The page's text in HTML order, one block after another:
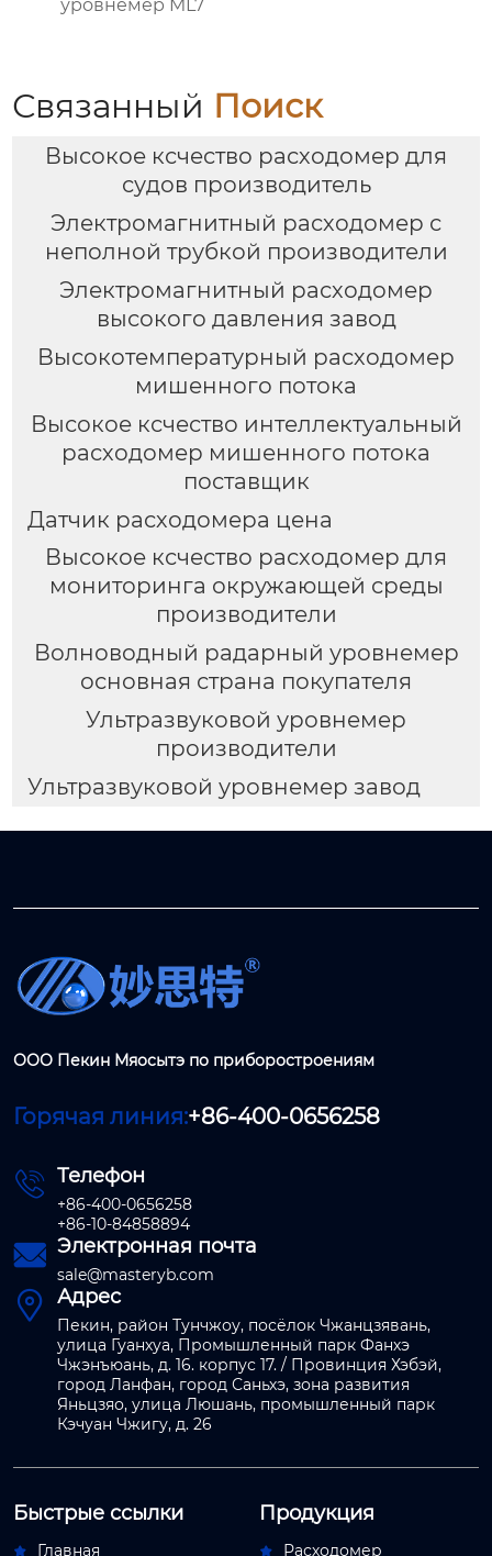
уровнемер ML7
Связанный Поиск
Высокое ксчество расходомер для
судов производитель
Электромагнитный расходомер с
неполной трубкой производители
Электромагнитный расходомер
высокого давления завод
Высокотемпературный расходомер
мишенного потока
Высокое ксчество интеллектуальный
расходомер мишенного потока
поставщик
Датчик расходомера цена
Высокое ксчество расходомер для
мониторинга окружающей среды
производители
Волноводный радарный уровнемер
основная страна покупателя
Ультразвуковой уровнемер
производители
Ультразвуковой уровнемер завод
ООО Пекин Мяосытэ по приборостроениям
Горячая линия:+86-400-0656258
 Телефон
+86-400-0656258
+86-10-84858894
 Электронная почта
sale@masteryb.com
 Адрес
Пекин, район Тунчжоу, посёлок Чжанцзявань,
улица Гуанхуа, Промышленный парк Фанхэ
Чжэнъюань, д. 16. корпус 17. / Провинция Хэбэй,
город Ланфан, город Саньхэ, зона развития
Яньцзяо, улица Люшань, промышленный парк
Кэчуан Чжигу, д. 26
Быстрые ссылки
 Главная
Продукция
 Расходомер